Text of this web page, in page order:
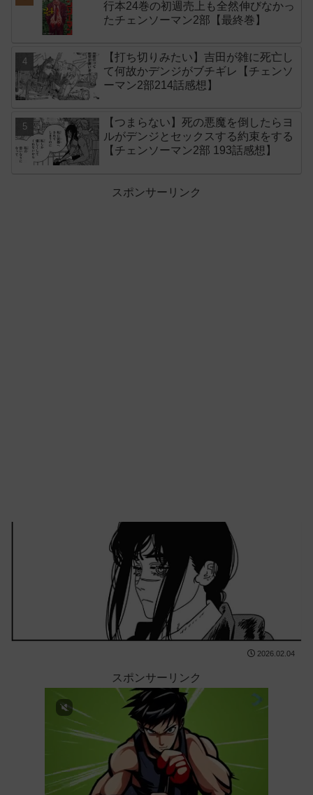
行本24巻の初週売上も全然伸びなかっ
たチェンソーマン2部【最終巻】
【打ち切りみたい】吉田が雑に死亡し
て何故かデンジがブチギレ【チェンソ
ーマン2部214話感想】
【つまらない】死の悪魔を倒したらヨ
ルがデンジとセックスする約束をする
【チェンソーマン2部 193話感想】
スポンサーリンク
2026.02.04
スポンサーリンク